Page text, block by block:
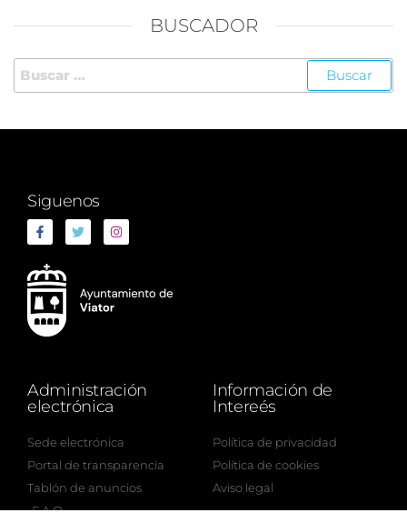
BUSCADOR
Siguenos
Administración
electrónica
Sede electrónica
Portal de transparencia
Tablón de anuncios
F.A.Q.
Información de
Intereés
Política de privacidad
Política de cookies
Aviso legal